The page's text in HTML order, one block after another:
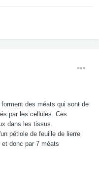
des méats qui sont de
par les cellules .Ces
dans les tissus.
pétiole de feuille de lierre
donc par 7 méats